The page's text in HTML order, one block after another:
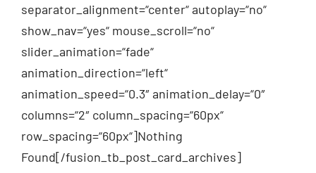
separator_alignment=“center“ autoplay=“no“
show_nav=“yes“ mouse_scroll=“no“
slider_animation=“fade“
animation_direction=“left“
animation_speed=“0.3″ animation_delay=“0″
columns=“2″ column_spacing=“60px“
row_spacing=“60px“]Nothing
Found[/fusion_tb_post_card_archives]